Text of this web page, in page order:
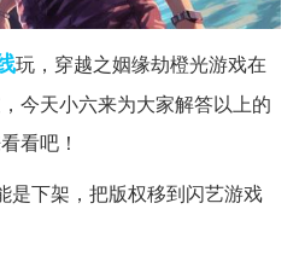
玩，穿越之姻缘劫橙光游戏在
今天小六来为大家解答以上的
看吧！
是下架，把版权移到闪艺游戏